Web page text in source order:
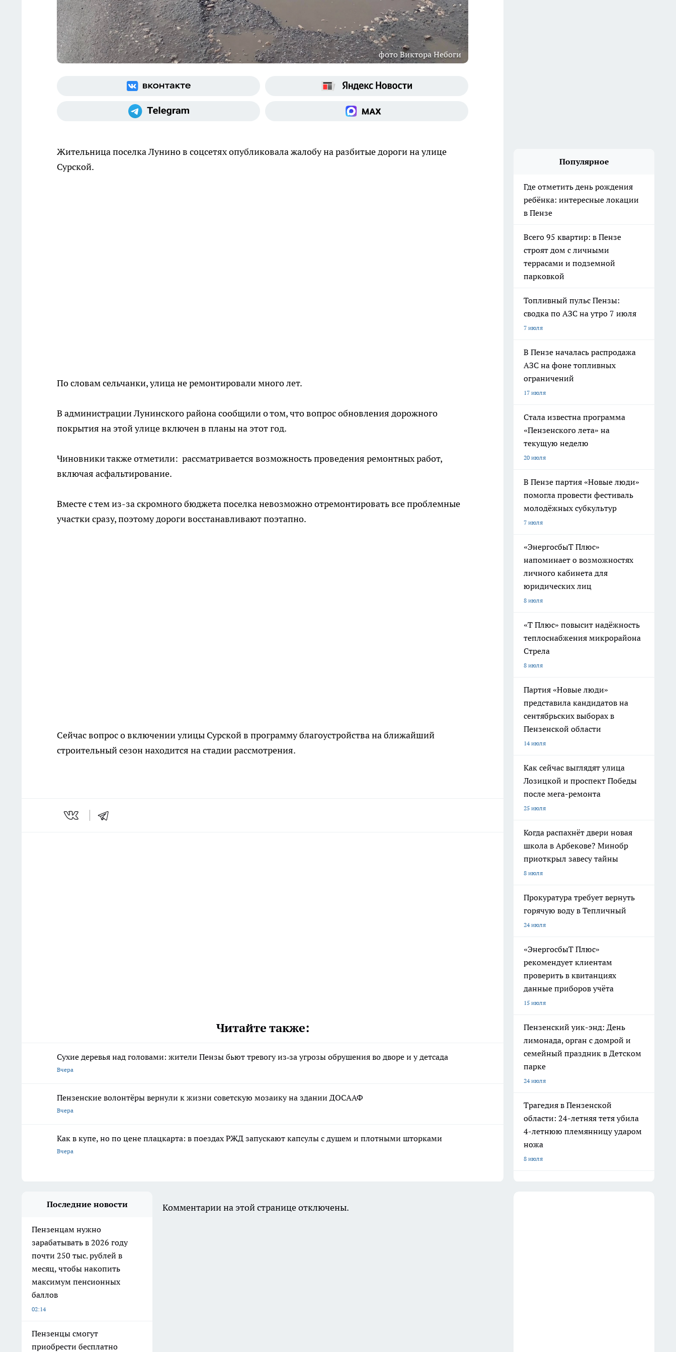
фото Виктора Небоги
Жительница поселка Лунино в соцсетях опубликовала жалобу на разбитые дороги на улице
Сурской.
По словам сельчанки, улица не ремонтировали много лет.
В администрации Лунинского района сообщили о том, что вопрос обновления дорожного
покрытия на этой улице включен в планы на этот год.
Чиновники также отметили: рассматривается возможность проведения ремонтных работ,
включая асфальтирование.
Вместе с тем из-за скромного бюджета поселка невозможно отремонтировать все проблемные
участки сразу, поэтому дороги восстанавливают поэтапно.
Сейчас вопрос о включении улицы Сурской в программу благоустройства на ближайший
строительный сезон находится на стадии рассмотрения.
Читайте также:
Сухие деревья над головами: жители Пензы бьют тревогу из‑за угрозы обрушения во дворе и у детсада
Вчера
Пензенские волонтёры вернули к жизни советскую мозаику на здании ДОСААФ
Вчера
Как в купе, но по цене плацкарта: в поездах РЖД запускают капсулы с душем и плотными шторками
Вчера
Популярное
Где отметить день рождения
ребёнка: интересные локации
в Пензе
Всего 95 квартир: в Пензе
строят дом с личными
террасами и подземной
парковкой
Топливный пульс Пензы:
сводка по АЗС на утро 7 июля
7 июля
В Пензе началась распродажа
АЗС на фоне топливных
ограничений
17 июля
Стала известна программа
«Пензенского лета» на
текущую неделю
20 июля
В Пензе партия «Новые люди»
помогла провести фестиваль
молодёжных субкультур
7 июля
«ЭнергосбыТ Плюс»
напоминает о возможностях
личного кабинета для
юридических лиц
8 июля
«Т Плюс» повысит надёжность
теплоснабжения микрорайона
Стрела
8 июля
Партия «Новые люди»
представила кандидатов на
сентябрьских выборах в
Пензенской области
14 июля
Как сейчас выглядят улица
Лозицкой и проспект Победы
после мега-ремонта
25 июля
Когда распахнёт двери новая
школа в Арбекове? Минобр
приоткрыл завесу тайны
8 июля
Прокуратура требует вернуть
горячую воду в Тепличный
24 июля
«ЭнергосбыТ Плюс»
рекомендует клиентам
проверить в квитанциях
данные приборов учёта
15 июля
Пензенский уик-энд: День
лимонада, орган с домрой и
семейный праздник в Детском
парке
24 июля
Трагедия в Пензенской
области: 24-летняя тетя убила
4-летнюю племянницу ударом
ножа
8 июля
Последние новости
Пензенцам нужно
зарабатывать в 2026 году
почти 250 тыс. рублей в
месяц, чтобы накопить
максимум пенсионных
баллов
02:14
Пензенцы смогут
приобрести бесплатно
Комментарии на этой странице отключены.